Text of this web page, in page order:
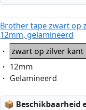
Brother tape zwart op
12mm, gelamineerd
Eigenschaft:
zwart op zilver
Eigenschaft:
12mm
Eigenschaft:
Gelamineerd
📦 Lagerstatus:
Beschikbaarheid